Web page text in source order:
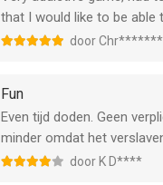
that I would like to be able
door Chr*******
Fun
Even tijd doden. Geen
minder omdat het
door K D****